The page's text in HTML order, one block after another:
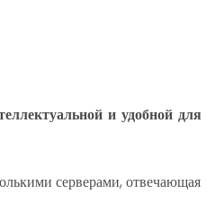
и удобной для
серверами, отвечающая